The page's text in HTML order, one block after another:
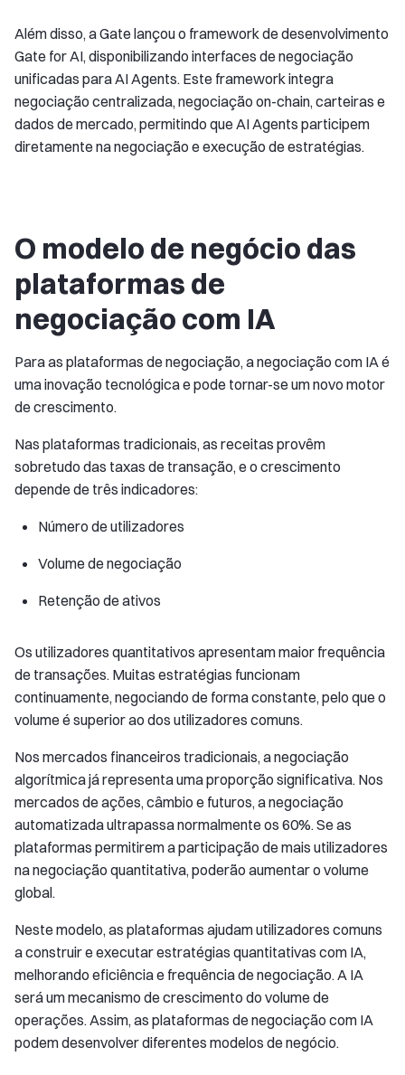
Além disso, a Gate lançou o framework de desenvolvimento
Gate for AI, disponibilizando interfaces de negociação
unificadas para AI Agents. Este framework integra
negociação centralizada, negociação on-chain, carteiras e
dados de mercado, permitindo que AI Agents participem
diretamente na negociação e execução de estratégias.
O modelo de negócio das
plataformas de
negociação com IA
Para as plataformas de negociação, a negociação com IA é
uma inovação tecnológica e pode tornar-se um novo motor
de crescimento.
Nas plataformas tradicionais, as receitas provêm
sobretudo das taxas de transação, e o crescimento
depende de três indicadores:
Número de utilizadores
Volume de negociação
Retenção de ativos
Os utilizadores quantitativos apresentam maior frequência
de transações. Muitas estratégias funcionam
continuamente, negociando de forma constante, pelo que o
volume é superior ao dos utilizadores comuns.
Nos mercados financeiros tradicionais, a negociação
algorítmica já representa uma proporção significativa. Nos
mercados de ações, câmbio e futuros, a negociação
automatizada ultrapassa normalmente os 60%. Se as
plataformas permitirem a participação de mais utilizadores
na negociação quantitativa, poderão aumentar o volume
global.
Neste modelo, as plataformas ajudam utilizadores comuns
a construir e executar estratégias quantitativas com IA,
melhorando eficiência e frequência de negociação. A IA
será um mecanismo de crescimento do volume de
operações. Assim, as plataformas de negociação com IA
podem desenvolver diferentes modelos de negócio.